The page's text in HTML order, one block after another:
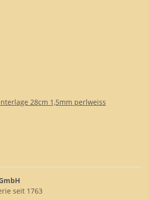
28cm 1,5mm perlweiss
seit 1763